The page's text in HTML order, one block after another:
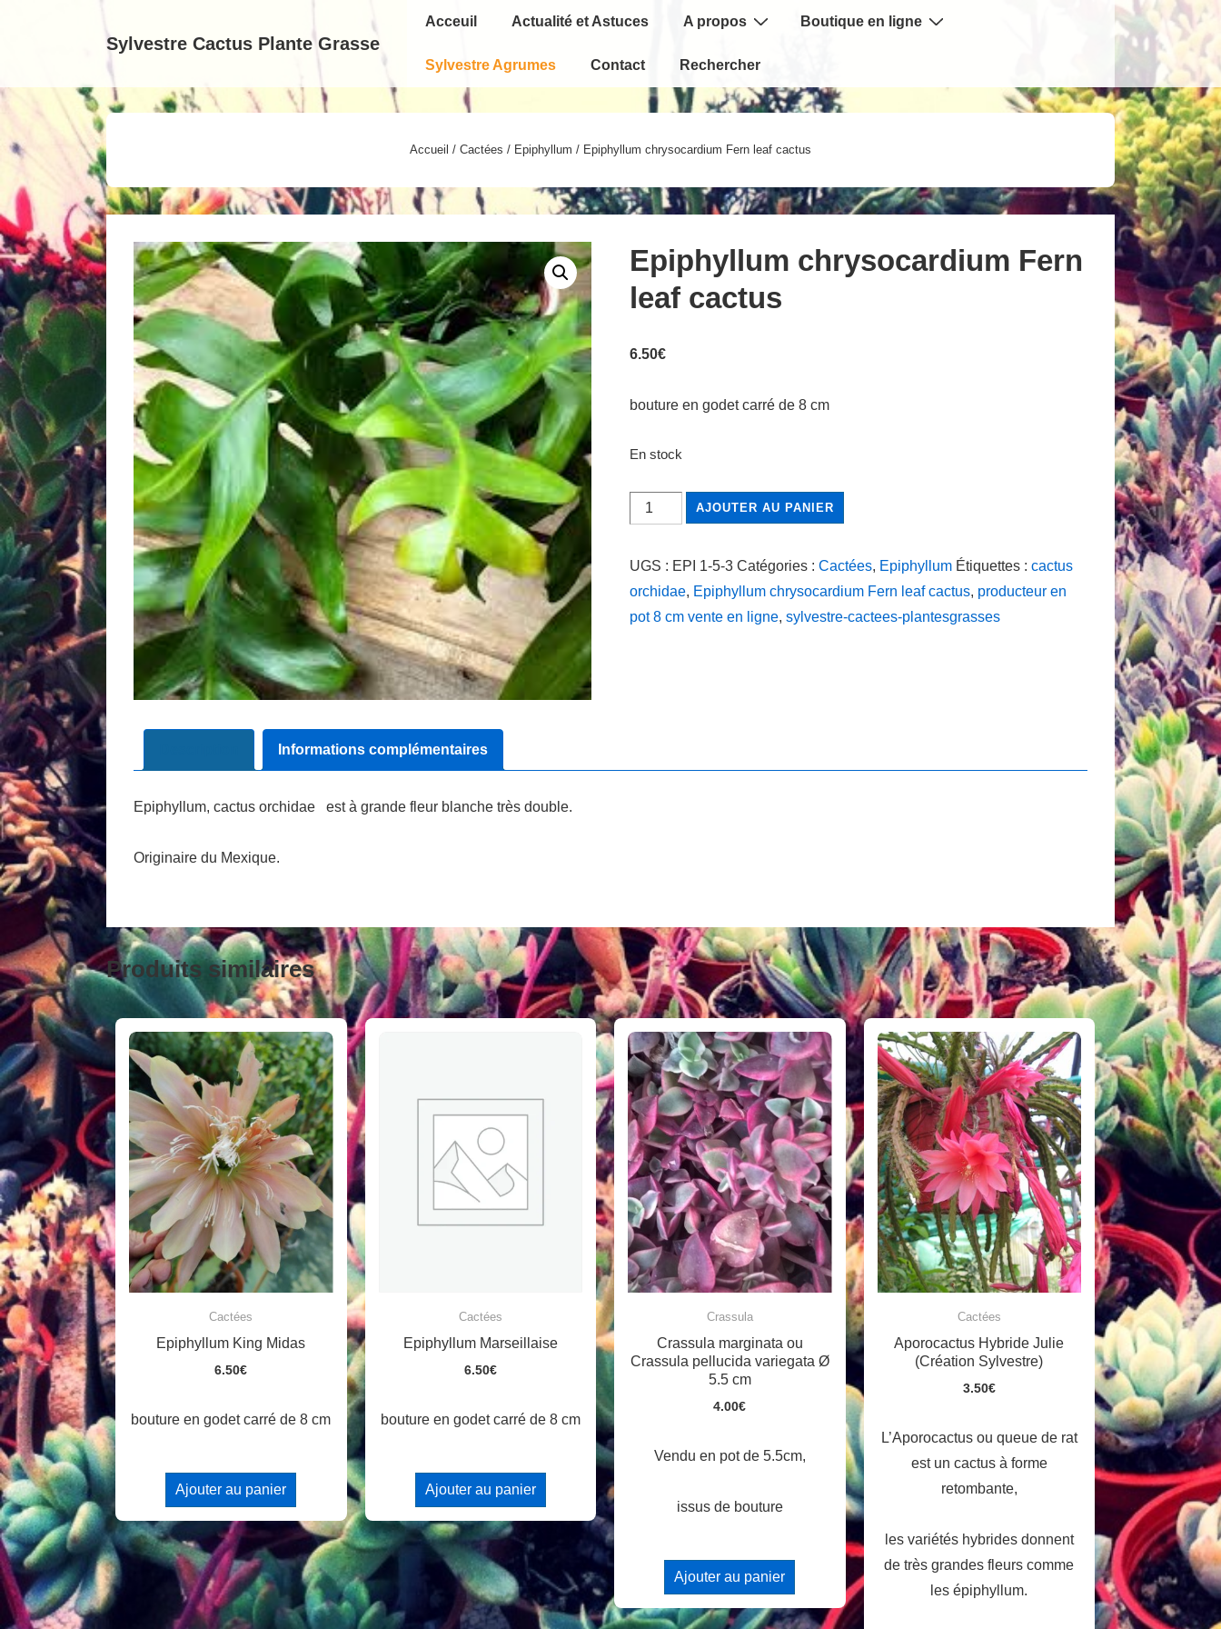
contenu
Sylvestre Cactus Plante Grasse
Main
Acceuil Actualité et Astuces A propos Boutique en ligne
Sylvestre Agrumes Contact Rechercher
Accueil / Cactées / Epiphyllum / Epiphyllum chrysocardium Fern leaf cactus
Epiphyllum chrysocardium Fern
leaf cactus
6.50€
bouture en godet carré de 8 cm
En stock
quantité
de
AJOUTER AU PANIER
UGS : EPI 1-5-3 Catégories : Cactées, Epiphyllum Étiquettes : cactus
orchidae, Epiphyllum chrysocardium Fern leaf cactus, producteur en
pot 8 cm vente en ligne, sylvestre-cactees-plantesgrasses
Informations complémentaires
Epiphyllum, cactus orchidae est à grande fleur blanche très double.
Originaire du Mexique.
Produits similaires
Cactées
Epiphyllum King Midas
6.50€
bouture en godet carré de 8 cm
Ajouter au panier
Cactées
Epiphyllum Marseillaise
6.50€
bouture en godet carré de 8 cm
Ajouter au panier
Crassula
Crassula marginata ou
Crassula pellucida variegata Ø
5.5 cm
4.00€
Vendu en pot de 5.5cm,
issus de bouture
Ajouter au panier
Cactées
Aporocactus Hybride Julie
(Création Sylvestre)
3.50€
L’Aporocactus ou queue de rat
est un cactus à forme
retombante,
les variétés hybrides donnent
de très grandes fleurs comme
les épiphyllum.